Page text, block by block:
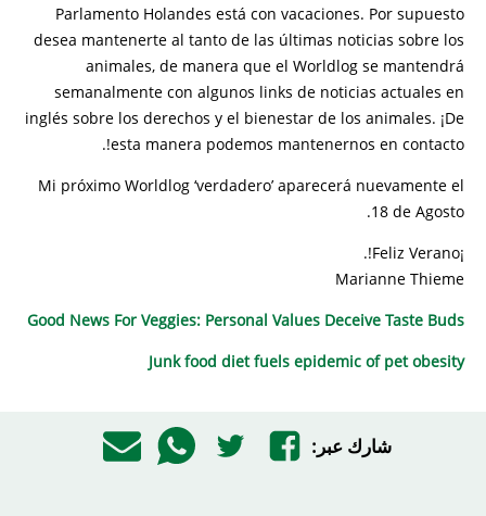
Parlamento Holandes está con vacaciones. Por supuesto
desea mantenerte al tanto de las últimas noticias sobre los
animales, de manera que el Worldlog se mantendrá
semanalmente con algunos links de noticias actuales en
inglés sobre los derechos y el bienestar de los animales. ¡De
esta manera podemos mantenernos en contacto!.
Mi próximo Worldlog ‘verdadero’ aparecerá nuevamente el
18 de Agosto.
¡Feliz Verano!.
Marianne Thieme
Good News For Veggies: Personal Values Deceive Taste Buds
Junk food diet fuels epidemic of pet obesity
شارك عبر: